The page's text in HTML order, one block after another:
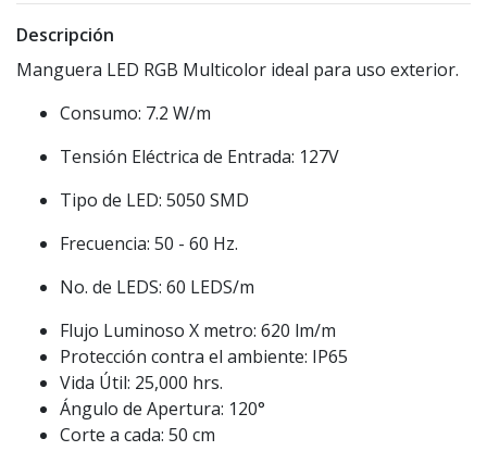
Descripción
Manguera LED RGB Multicolor ideal para uso exterior.
Consumo: 7.2 W/m
Tensión Eléctrica de Entrada: 127V
Tipo de LED: 5050 SMD
Frecuencia: 50 - 60 Hz.
No. de LEDS: 60 LEDS/m
Flujo Luminoso X metro: 620 lm/m
Protección contra el ambiente: IP65
Vida Útil: 25,000 hrs.
Ángulo de Apertura: 120°
Corte a cada: 50 cm